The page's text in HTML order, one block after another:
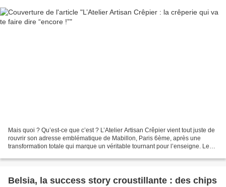
Mais quoi ? Qu’est-ce que c’est ? L’Atelier Artisan Crêpier vient tout juste de
rouvrir son adresse emblématique de Mabillon, Paris 6ème, après une
transformation totale qui marque un véritable tournant pour l’enseigne. Le
Belsia, la success story croustillante : des chips